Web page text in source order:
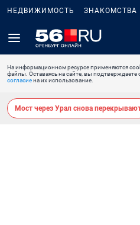
НЕДВИЖИМОСТЬ ЗНАКОМСТВА
На информационном ресурсе применяются
файлы. Оставаясь на сайте, вы подтверждаете
согласиена их использование.
Мост через Урал снова